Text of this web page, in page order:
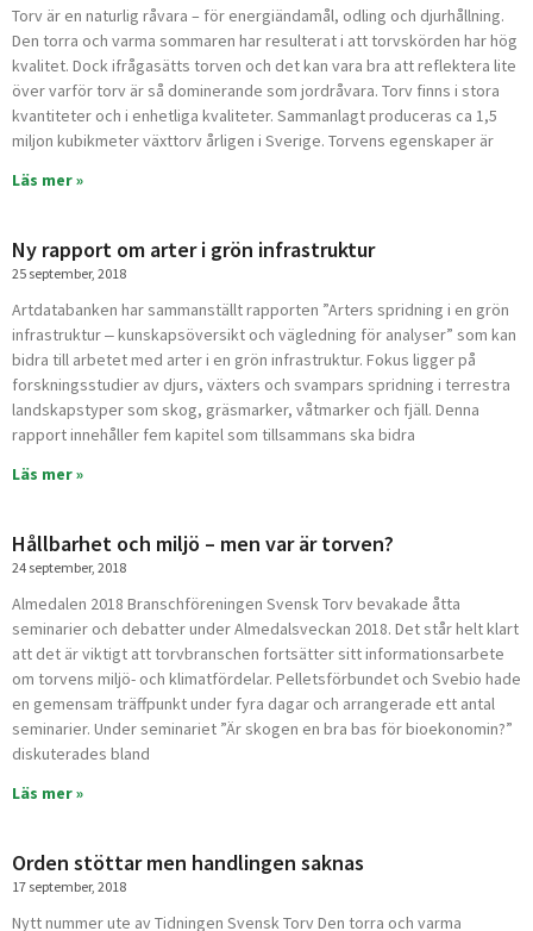
Torv är en naturlig råvara – för energiändamål, odling och djurhållning.
Den torra och varma sommaren har resulterat i att torvskörden har hög
kvalitet. Dock ifrågasätts torven och det kan vara bra att reflektera lite
över varför torv är så dominerande som jordråvara. Torv finns i stora
kvantiteter och i enhetliga kvaliteter. Sammanlagt produceras ca 1,5
miljon kubikmeter växttorv årligen i Sverige. Torvens egenskaper är
Läs mer »
Ny rapport om arter i grön infrastruktur
25 september, 2018
Artdatabanken har sammanställt rapporten ”Arters spridning i en grön
infrastruktur ‒ kunskapsöversikt och vägledning för analyser” som kan
bidra till arbetet med arter i en grön infrastruktur. Fokus ligger på
forskningsstudier av djurs, växters och svampars spridning i terrestra
landskapstyper som skog, gräsmarker, våtmarker och fjäll. Denna
rapport innehåller fem kapitel som tillsammans ska bidra
Läs mer »
Hållbarhet och miljö – men var är torven?
24 september, 2018
Almedalen 2018 Branschföreningen Svensk Torv bevakade åtta
seminarier och debatter under Almedalsveckan 2018. Det står helt klart
att det är viktigt att torvbranschen fortsätter sitt informa­tionsarbete
om torvens miljö- och klimatfördelar. Pelletsförbundet och Svebio hade
en gemensam träffpunkt under fyra dagar och arrangerade ett antal
seminarier. Under seminariet ”Är skogen en bra bas för bioekono­min?”
diskuterades bland
Läs mer »
Orden stöttar men handlingen saknas
17 september, 2018
Nytt nummer ute av Tidningen Svensk Torv Den torra och varma